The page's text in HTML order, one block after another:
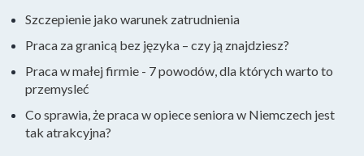
Szczepienie jako warunek zatrudnienia
Praca za granicą bez języka – czy ją znajdziesz?
Praca w małej firmie - 7 powodów, dla których warto to
przemysleć
Co sprawia, że praca w opiece seniora w Niemczech jest
tak atrakcyjna?